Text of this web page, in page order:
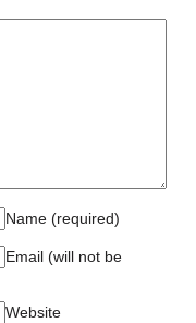
Name (required)
Email (will not be
Website